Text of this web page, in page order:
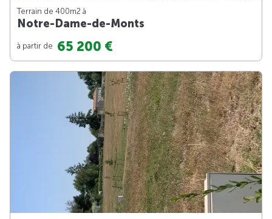
Terrain de 400m2 à
Notre-Dame-de-Monts
à partir de 65 200 €